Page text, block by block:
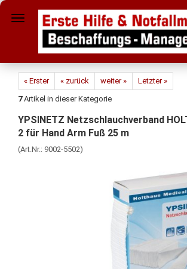
« Erster « zurück weiter »
Letzter »
7Artikel in dieser Kategorie
YPSINETZ Netzschlauchverband
2 für Hand Arm Fuß 25 m
(Art.Nr.: 9002-5502)